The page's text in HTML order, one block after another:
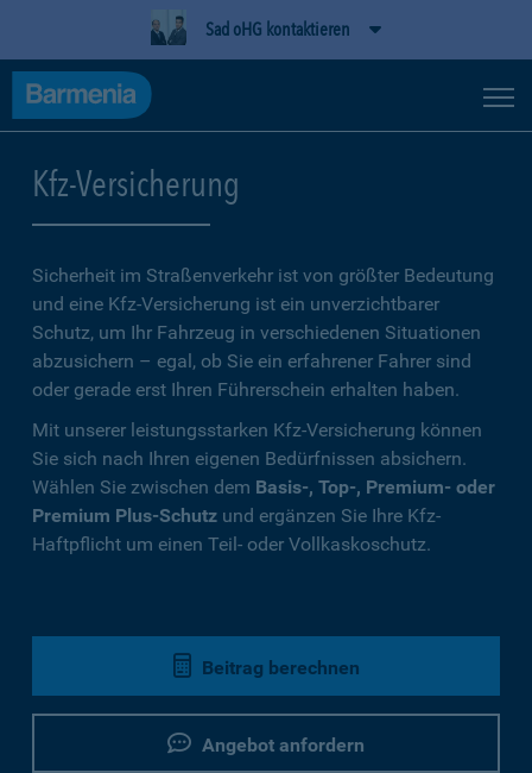
Sad oHG kontaktieren
Kfz-Versicherung
Sicherheit im Straßenverkehr ist von größter Bedeutung
und eine Kfz-Versicherung ist ein unverzichtbarer
Schutz, um Ihr Fahrzeug in verschiedenen Situationen
abzusichern – egal, ob Sie ein erfahrener Fahrer sind
oder gerade erst Ihren Führerschein erhalten haben.
Mit unserer leistungsstarken Kfz-Versicherung können
Sie sich nach Ihren eigenen Bedürfnissen absichern.
Wählen Sie zwischen dem Basis-, Top-, Premium- oder
Premium Plus-Schutz und ergänzen Sie Ihre Kfz-
Haftpflicht um einen Teil- oder Vollkaskoschutz.
Beitrag berechnen
Angebot anfordern